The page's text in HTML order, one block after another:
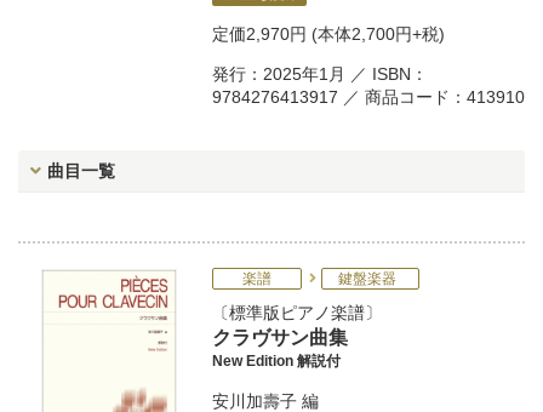
定価2,970円 (本体2,700円+税)
発行：2025年1月 ／ ISBN：
9784276413917 ／ 商品コード：413910
曲目一覧
楽譜 鍵盤楽器
標準版ピアノ楽譜
クラヴサン曲集
New Edition 解説付
安川加壽子 編